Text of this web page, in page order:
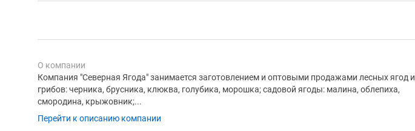
О компании
Компания "Северная Ягода" занимается заготовлением и оптовыми продажами лесных ягод и
грибов: черника, брусника, клюква, голубика, морошка; садовой ягоды: малина, облепиха,
смородина, крыжовник;...
Перейти к описанию компании